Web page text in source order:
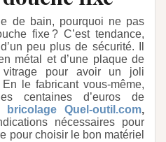
de bain, pourquoi ne pas
fixe ? C’est tendance,
peu plus de sécurité. Il
métal et d’une plaque de
pour avoir un joli
le fabricant vous-même,
centaines d’euros de
Quel-outil.com,
nécessaires pour
pour choisir le bon matériel